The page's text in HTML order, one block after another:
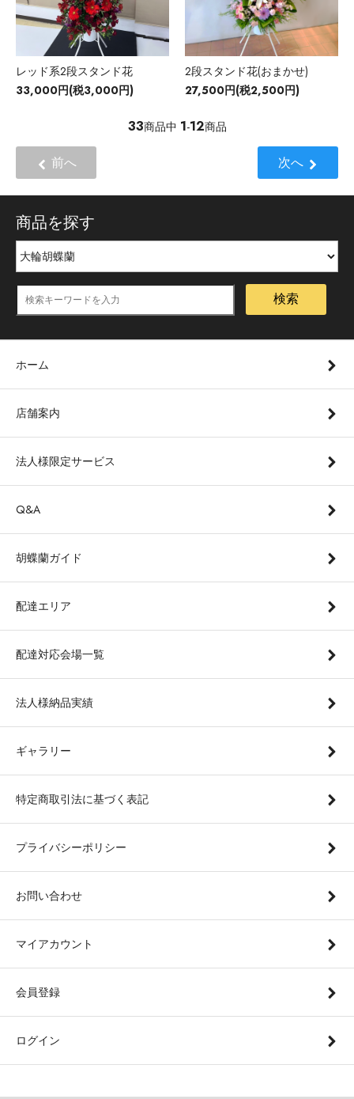
レッド系2段スタンド花
33,000円(税3,000円)
2段スタンド花(おまかせ)
27,500円(税2,500円)
33商品中 1-12商品
前へ 次へ
商品を探す
検索
ホーム
店舗案内
法人様限定サービス
Q&A
胡蝶蘭ガイド
配達エリア
配達対応会場一覧
法人様納品実績
ギャラリー
特定商取引法に基づく表記
プライバシーポリシー
お問い合わせ
マイアカウント
会員登録
ログイン